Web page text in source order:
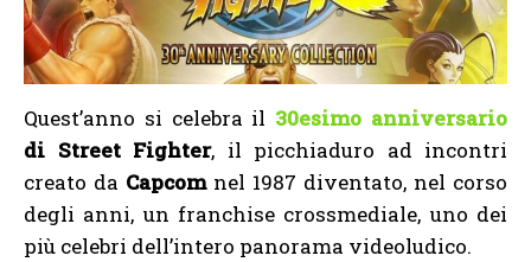
Quest’anno si celebra il 30esimo anniversario
di Street Fighter, il picchiaduro ad incontri
creato da Capcomnel 1987 diventato, nel corso
degli anni, un franchise crossmediale, uno dei
più celebri dell’intero panorama videoludico.